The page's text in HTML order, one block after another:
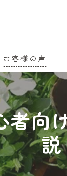
お客様の声
向
説